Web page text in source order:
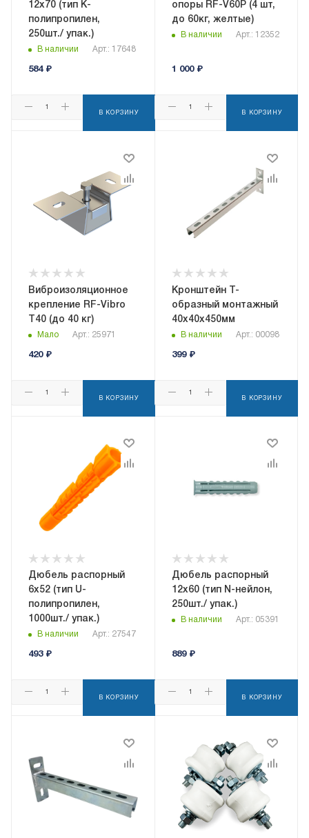
12x70 (тип K-
полипропилен,
250шт./ упак.)
В наличии Арт.: 17648
584₽
В КОРЗИНУ
опоры RF-V60P (4 шт,
до 60кг, желтые)
В наличии Арт.: 12352
1 000₽
В КОРЗИНУ
Виброизоляционное
крепление RF-Vibro
T40 (до 40 кг)
Мало Арт.: 25971
420₽
В КОРЗИНУ
Кронштейн Т-
образный монтажный
40х40х450мм
В наличии Арт.: 00098
399₽
В КОРЗИНУ
Дюбель распорный
6x52 (тип U-
полипропилен,
1000шт./ упак.)
В наличии Арт.: 27547
493₽
В КОРЗИНУ
Дюбель распорный
12x60 (тип N-нейлон,
250шт./ упак.)
В наличии Арт.: 05391
889₽
В КОРЗИНУ